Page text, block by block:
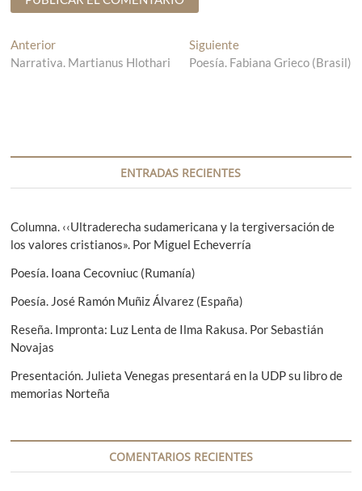
N
a
g
i
ó
n
d
e
e
n
r
Anterior
n
n
e
r
o
Narrativa. Martianus Hlothari
SiguienteE
n
s
i
u
i
t
e
:
Poesía. Fabiana Grieco (Brasil)
ENTRADAS RECIENTES
Columna. ‹‹Ultraderecha sudamericana y la tergiversación de
los valores cristianos». Por Miguel Echeverría
Poesía. Ioana Cecovniuc (Rumanía)
Poesía. José Ramón Muñiz Álvarez (España)
Reseña. Impronta: Luz Lenta de Ilma Rakusa. Por Sebastián
Novajas
Presentación. Julieta Venegas presentará en la UDP su libro de
memorias Norteña
COMENTARIOS RECIENTES